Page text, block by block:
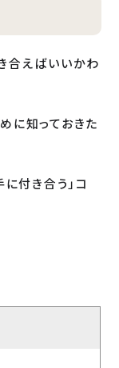
合えばいいかわ
に知っておきた
に付き合う」コ